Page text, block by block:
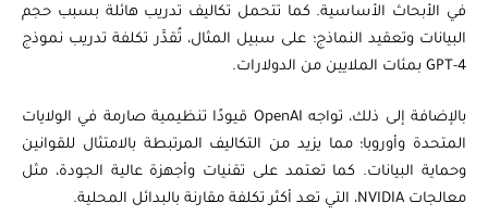
في الأبحاث الأساسية. كما تتحمل تكاليف تدريب هائلة بسبب حجم
البيانات وتعقيد النماذج؛ على سبيل المثال، تُقدَّر تكلفة تدريب نموذج
GPT-4 بمئات الملايين من الدولارات.
بالإضافة إلى ذلك، تواجه OpenAI قيودًا تنظيمية صارمة في الولايات
المتحدة وأوروبا؛ مما يزيد من التكاليف المرتبطة بالامتثال للقوانين
وحماية البيانات. كما تعتمد على تقنيات وأجهزة عالية الجودة، مثل
معالجات NVIDIA، التي تعد أكثر تكلفة مقارنة بالبدائل المحلية.